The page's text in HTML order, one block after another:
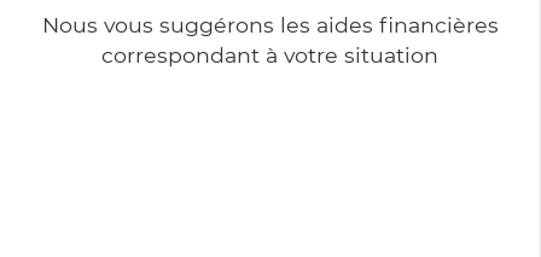
Nous vous suggérons les aides financières
correspondant à votre situation